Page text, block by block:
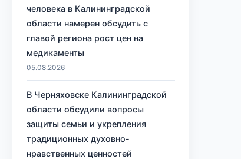
человека в Калининградской
области намерен обсудить с
главой региона рост цен на
медикаменты
05.08.2026
В Черняховске Калининградской
области обсудили вопросы
защиты семьи и укрепления
традиционных духовно-
нравственных ценностей